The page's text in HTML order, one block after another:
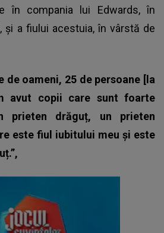
în compania lui Edwards, în
și a fiului acestuia, în vârstă de
de oameni, 25 de persoane [la
avut copii care sunt foarte
prieten drăguț, un prieten
este fiul iubitului meu și este